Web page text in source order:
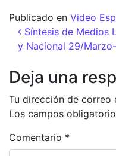
Publicado en Video
Síntesis de Medios
y Nacional 29/
Deja una
Tu dirección de correo
Los campos
Comentario *